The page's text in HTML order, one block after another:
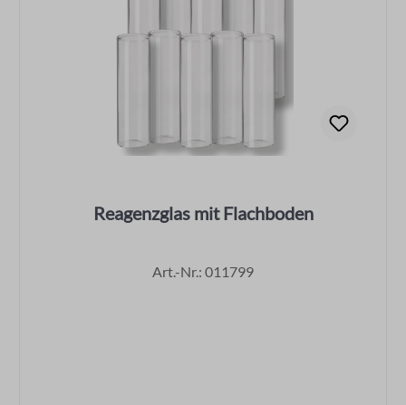
Reagenzglas mit Flachboden
Art.-Nr.: 011799